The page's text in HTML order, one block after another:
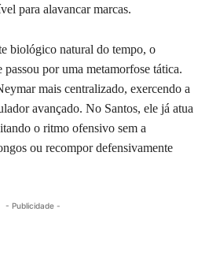
para alavancar marcas.
biológico natural do tempo, o
por uma metamorfose tática.
mais centralizado, exercendo a
avançado. No Santos, ele já atua
o ritmo ofensivo sem a
ou recompor defensivamente
- Publicidade -